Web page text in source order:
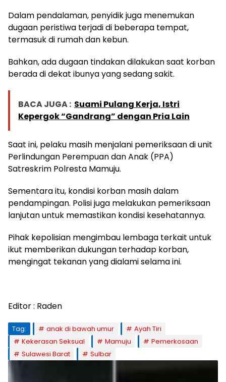
Dalam pendalaman, penyidik juga menemukan
dugaan peristiwa terjadi di beberapa tempat,
termasuk di rumah dan kebun.
Bahkan, ada dugaan tindakan dilakukan saat korban
berada di dekat ibunya yang sedang sakit.
BACA JUGA : Suami Pulang Kerja, Istri
Kepergok “Gandrang” dengan Pria Lain
Saat ini, pelaku masih menjalani pemeriksaan di unit
Perlindungan Perempuan dan Anak (PPA)
Satreskrim Polresta Mamuju.
Sementara itu, kondisi korban masih dalam
pendampingan. Polisi juga melakukan pemeriksaan
lanjutan untuk memastikan kondisi kesehatannya.
Pihak kepolisian mengimbau lembaga terkait untuk
ikut memberikan dukungan terhadap korban,
mengingat tekanan yang dialami selama ini.
Editor : Raden
Tag: anak di bawah umur
Ayah Tiri
Kekerasan Seksual
Mamuju
Pemerkosaan
Sulawesi Barat
Sulbar